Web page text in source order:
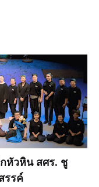
หัวหิน สศร. ชู
รรค์